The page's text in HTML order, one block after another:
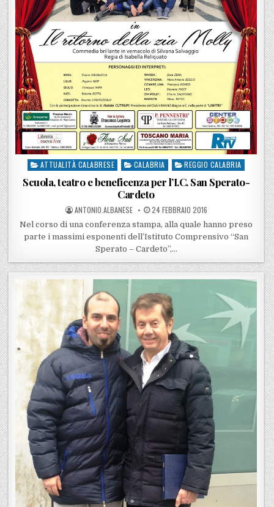
Posted in
ATTUALITÀ CALABRESE CALABRIA REGGIO CALABRIA
Scuola, teatro e beneficenza per l’I.C. San Sperato-
Cardeto
POSTED BY
ANTONIO.ALBANESE POSTED ON
24 FEBBRAIO 2016
Nel corso di una conferenza stampa, alla quale hanno preso
parte i massimi esponenti dell’Istituto Comprensivo “San
Sperato – Cardeto”,…